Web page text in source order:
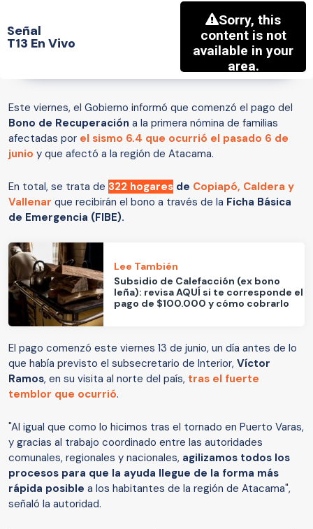
Señal
T13 En Vivo
Este viernes, el Gobierno informó que comenzó el pago del
Bono de Recuperación a la primera nómina de familias
afectadas por el sismo 6.4 que ocurrió el pasado 6 de
junio y que afectó a la región de Atacama.
En total, se trata de 322 hogares de Copiapó, Caldera y
Vallenar que recibirán el bono a través de la Ficha Básica
de Emergencia (FIBE).
Lee También
Subsidio de Calefacción (ex bono
leña): revisa AQUÍ si te corresponde el
pago de $100.000 y cómo cobrarlo
El pago comenzó este viernes 13 de junio, un día antes de lo
que había previsto el subsecretario de Interior, Víctor
Ramos, en su visita al norte del país, tras el fuerte
temblor que ocurrió.
"Al igual que como lo hicimos tras el tornado en Puerto Varas,
y gracias al trabajo coordinado entre las autoridades
comunales, regionales y nacionales, agilizamos todos los
procesos para que la ayuda llegue de la forma más
rápida posible a los habitantes de la región de Atacama",
señaló la autoridad.